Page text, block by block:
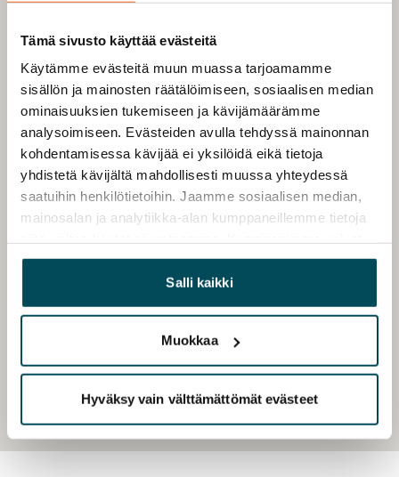
Tämä sivusto käyttää evästeitä
Käytämme evästeitä muun muassa tarjoamamme
sisällön ja mainosten räätälöimiseen, sosiaalisen median
ominaisuuksien tukemiseen ja kävijämäärämme
analysoimiseen. Evästeiden avulla tehdyssä mainonnan
kohdentamisessa kävijää ei yksilöidä eikä tietoja
yhdistetä kävijältä mahdollisesti muussa yhteydessä
saatuihin henkilötietoihin. Jaamme sosiaalisen median,
mainosalan ja analytiikka-alan kumppaneillemme tietoja
yhdistää näitä tietoja muihin tietoihin, joita olet antanut
heille tai joita on kerätty, kun olet käyttänyt heidän
palvelujaan.
Salli kaikki
Muokkaa
Hyväksy vain välttämättömät evästeet